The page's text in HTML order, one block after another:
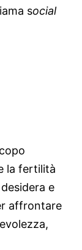
social
la fertilità
e
affrontare